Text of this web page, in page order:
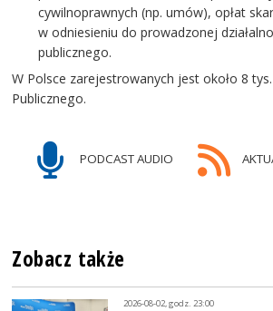
cywilnoprawnych (np. umów), opłat
w odniesieniu do prowadzonej
publicznego.
W Polsce zarejestrowanych jest około 8
Publicznego.
PODCAST AUDIO
Zobacz także
2026-08-02, godz. 23:00